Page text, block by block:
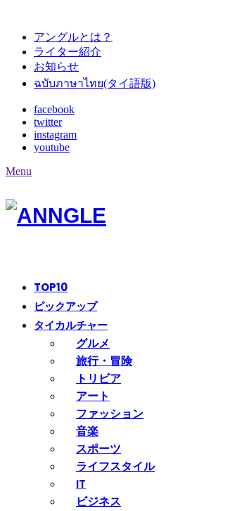
アングルとは？
ライター紹介
お知らせ
ฉบับภาษาไทย(タイ語版)
facebook
twitter
instagram
youtube
Menu
TOP10
ピックアップ
タイカルチャー
グルメ
旅行・冒険
トリビア
アート
ファッション
音楽
スポーツ
ライフスタイル
IT
ビジネス